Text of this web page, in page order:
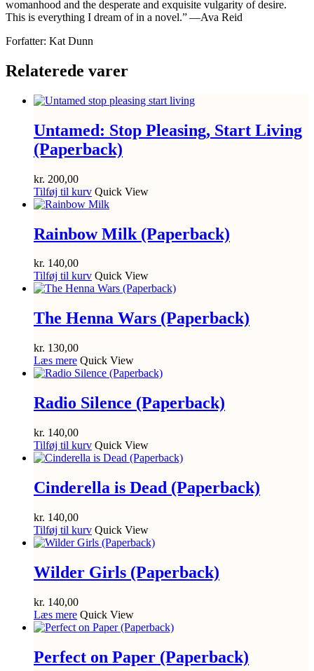
womanhood and the desperate and exquisite vulgarity of desire.
This is everything I dream of in a novel.” ―Ava Reid
Forfatter: Kat Dunn
Relaterede varer
Untamed: Stop Pleasing, Start Living
(Paperback)
kr. 200,00
Tilføj til kurv Quick View
Rainbow Milk (Paperback)
kr. 140,00
Tilføj til kurv Quick View
The Henna Wars (Paperback)
kr. 130,00
Læs mere Quick View
Radio Silence (Paperback)
kr. 140,00
Tilføj til kurv Quick View
Cinderella is Dead (Paperback)
kr. 140,00
Tilføj til kurv Quick View
Wilder Girls (Paperback)
kr. 140,00
Læs mere Quick View
Perfect on Paper (Paperback)